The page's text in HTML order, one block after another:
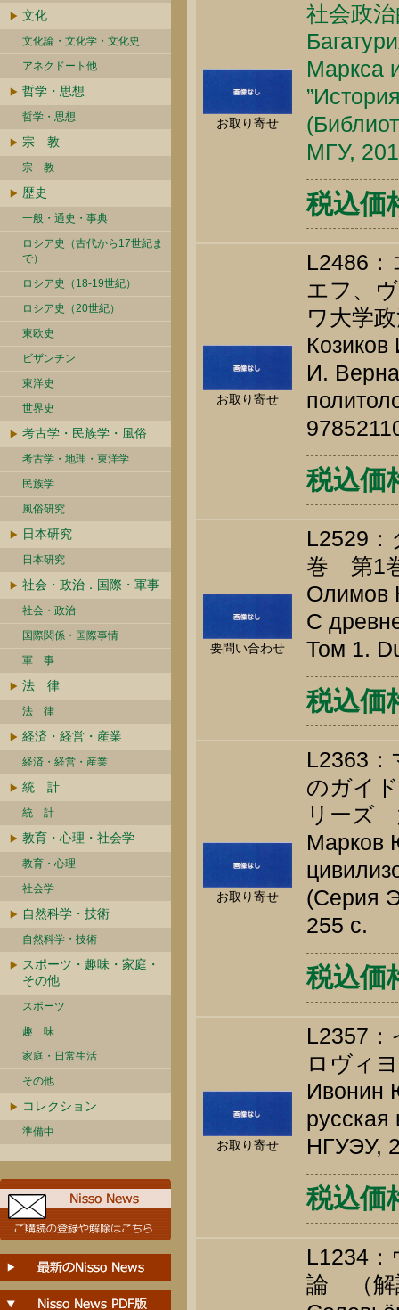
文化
文化論・文化学・文化史
アネクドート他
哲学・思想
哲学・思想
宗 教
宗 教
歴史
一般・通史・事典
ロシア史（古代から17世紀ま
で）
ロシア史（18-19世紀）
ロシア史（20世紀）
東欧史
ビザンチン
東洋史
世界史
考古学・民族学・風俗
考古学・地理・東洋学
民族学
風俗研究
日本研究
日本研究
社会・政治．国際・軍事
社会・政治
国際関係・国際事情
軍 事
法 律
法 律
経済・経営・産業
経済・経営・産業
統 計
統 計
教育・心理・社会学
教育・心理
社会学
自然科学・技術
自然科学・技術
スポーツ・趣味・家庭・
その他
スポーツ
趣 味
家庭・日常生活
その他
コレクション
準備中
お取り寄せ
社会政
Маркса
МГУ,
税込価
お取り寄せ
L2486
エフ、
ワ大学
И.
税込価
要問い合わせ
L2529
巻 第1
Олимов
С
Том 1.
税込価
お取り寄せ
L2363
のガイ
リーズ
Марков
(Серия
255 c.
税込価
お取り寄せ
L2357
ロヴィ
Ивонин
НГУЭУ,
税込価
L1234
論 （解